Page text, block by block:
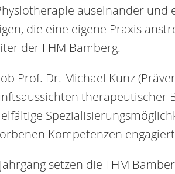
auseinander
die eine eigene Praxis
der FHM Bamberg.
Prof. Dr. Michael Kunz
therapeutischer
Kompetenzen
setzen die FHM